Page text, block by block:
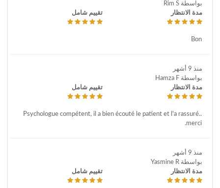
بواسطة Rim S
مدة الانتظار
تقييم شامل
Bon
منذ 9 أشهر
بواسطة Hamza F
مدة الانتظار
تقييم شامل
Psychologue compétent, il a bien écouté le patient et l'a rassuré..
merci.
منذ 9 أشهر
بواسطة Yasmine R
مدة الانتظار
تقييم شامل